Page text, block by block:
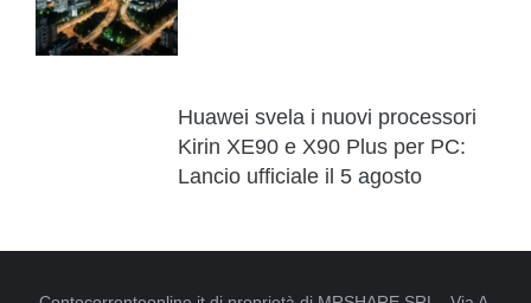
Huawei svela i nuovi processori
Kirin XE90 e X90 Plus per PC:
Lancio ufficiale il 5 agosto